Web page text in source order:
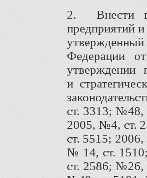
2. Внести в
предприятий
Федерации
утверждении
и
ст. 3313;
2005, №4, ст.
ст. 5515;
№ 14, ст.
ст. 2586;